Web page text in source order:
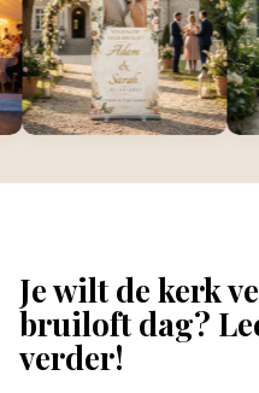
Je wilt de kerk
bruiloft dag?
verder!